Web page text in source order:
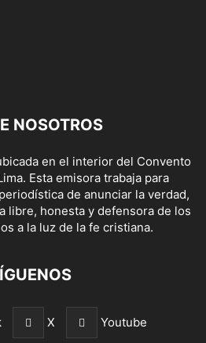
NOSOTROS
en el interior del Convento
Esta emisora trabaja para
de anunciar la verdad,
libre, honesta y defensora de los
a la luz de la fe cristiana.
X Youtube